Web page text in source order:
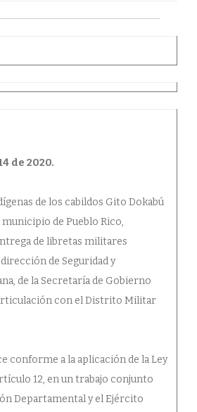
de 2020.
de los cabildos Gito Dokabú
de Pueblo Rico,
de libretas militares
de Seguridad y
de la Secretaría de Gobierno
con el Distrito Militar
conforme a la aplicación de la Ley
12, en un trabajo conjunto
Departamental y el Ejército